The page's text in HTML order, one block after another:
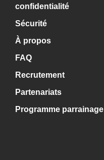
confidentialité
Sécurité
À propos
FAQ
Recrutement
Partenariats
Programme parrainage